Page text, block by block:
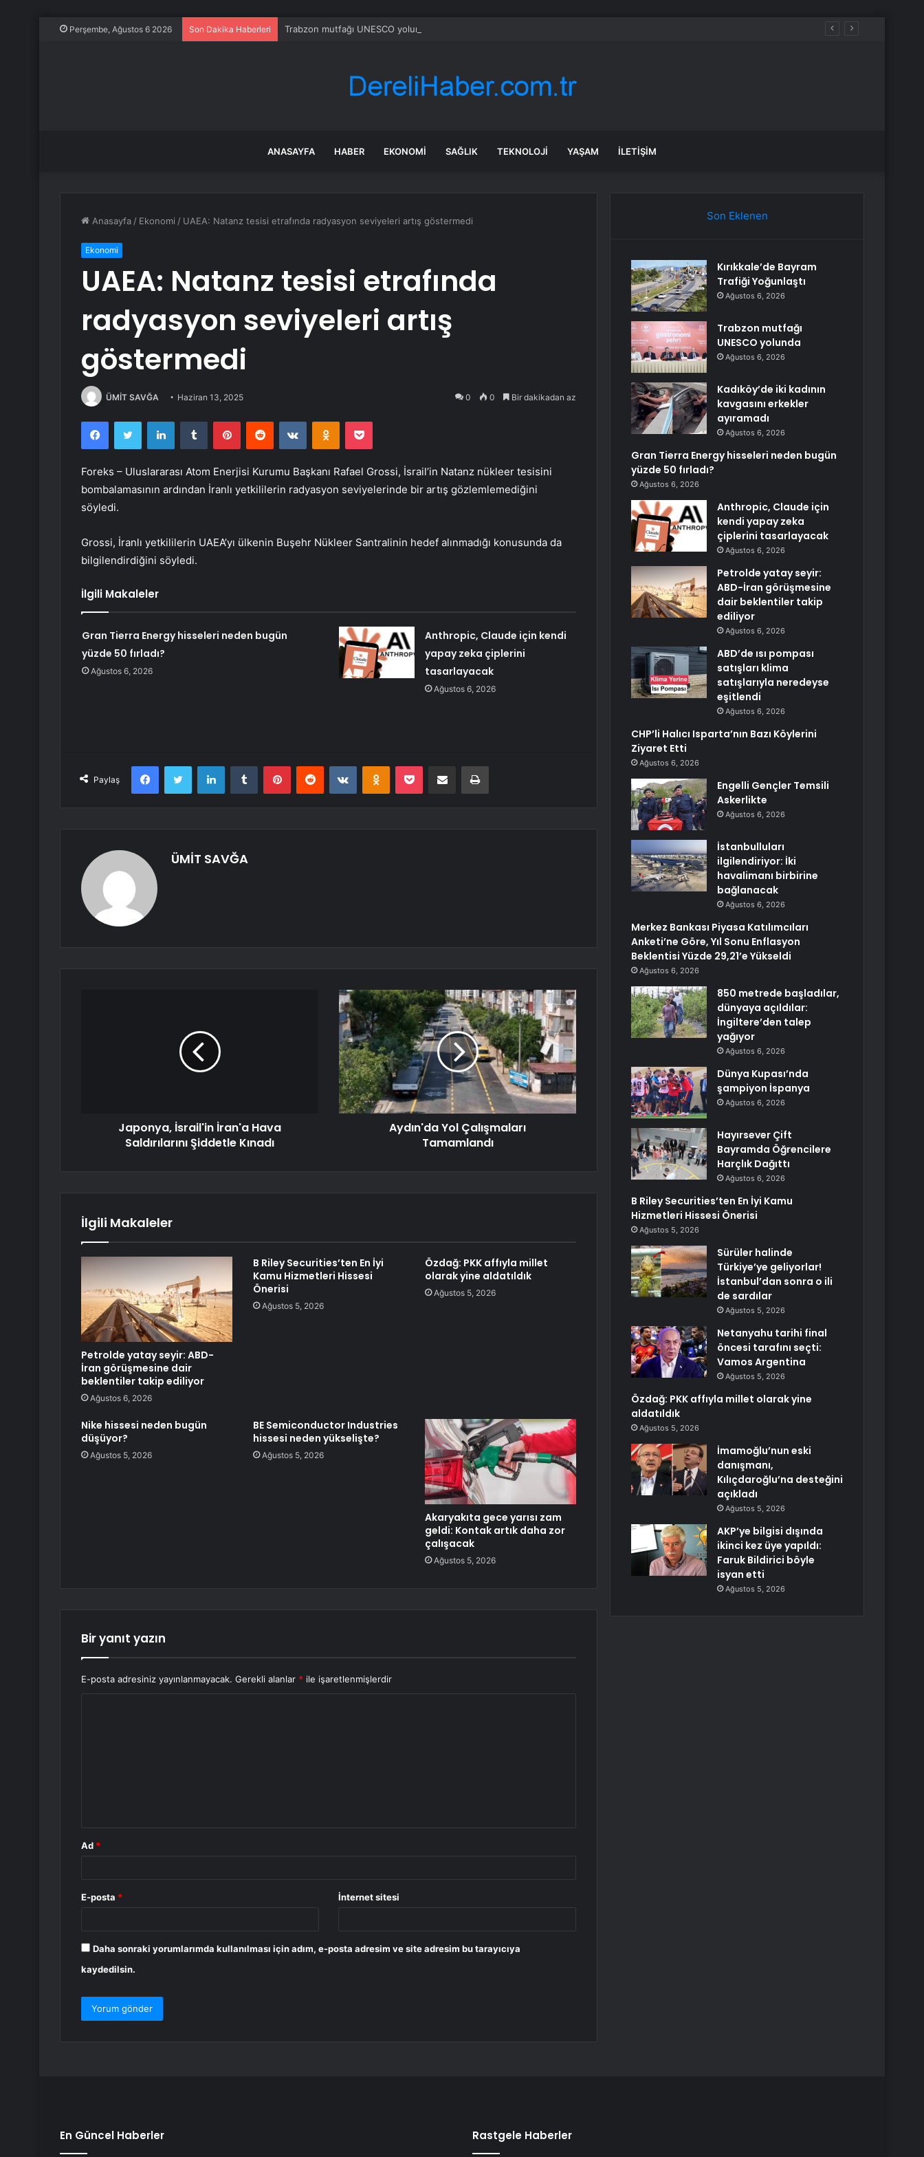
Perşembe, Ağustos 6 2026 Son Dakika Haberleri Trabzon mutfağı UNESCO yolunda
ANASAYFA HABER EKONOMI SAĞLIK TEKNOLOJI YAŞAM İLETIŞIM
Anasayfa / Ekonomi / UAEA: Natanz tesisi etrafında radyasyon seviyeleri artış göstermedi
Ekonomi
UAEA: Natanz tesisi etrafında
radyasyon seviyeleri artış
göstermedi
ÜMİT SAVĞA Haziran 13, 2025 0 0 Bir dakikadan az
FacebookTwitter LinkedInTumblr PinterestReddit VKontakteOdnoklassniki
Pocket
Foreks – Uluslararası Atom Enerjisi Kurumu Başkanı Rafael Grossi, İsrail’in Natanz nükleer tesisini
bombalamasının ardından İranlı yetkililerin radyasyon seviyelerinde bir artış gözlemlemediğini
söyledi.
Grossi, İranlı yetkililerin UAEA’yı ülkenin Buşehr Nükleer Santralinin hedef alınmadığı konusunda da
bilgilendirdiğini söyledi.
İlgili Makaleler
Gran Tierra Energy hisseleri neden bugün
yüzde 50 fırladı?
Ağustos 6, 2026
Anthropic, Claude için kendi
yapay zeka çiplerini
tasarlayacak
Ağustos 6, 2026
Paylaş
FacebookTwitter LinkedInTumblr PinterestReddit VKontakteOdnoklassniki
Pocket E-Posta ile paylaş Yazdır
ÜMİT SAVĞA
Japonya, İsrail'in İran'a Hava
Saldırılarını Şiddetle Kınadı
Aydın'da Yol Çalışmaları
Tamamlandı
İlgili Makaleler
Petrolde yatay seyir: ABD-
İran görüşmesine dair
beklentiler takip ediliyor
Ağustos 6, 2026
B Riley Securities’ten En İyi
Kamu Hizmetleri Hissesi
Önerisi
Ağustos 5, 2026
Özdağ: PKK affıyla millet
olarak yine aldatıldık
Ağustos 5, 2026
Nike hissesi neden bugün
düşüyor?
Ağustos 5, 2026
BE Semiconductor Industries
hissesi neden yükselişte?
Ağustos 5, 2026
Akaryakıta gece yarısı zam
geldi: Kontak artık daha zor
çalışacak
Ağustos 5, 2026
Bir yanıt yazın
E-posta adresiniz yayınlanmayacak. Gerekli alanlar * ile işaretlenmişlerdir
Ad *
E-posta * İnternet sitesi
Daha sonraki yorumlarımda kullanılması için adım, e-posta adresim ve site adresim bu tarayıcıya
kaydedilsin.
Son Eklenen
Kırıkkale’de Bayram
Trafiği Yoğunlaştı
Ağustos 6, 2026
Trabzon mutfağı
UNESCO yolunda
Ağustos 6, 2026
Kadıköy’de iki kadının
kavgasını erkekler
ayıramadı
Ağustos 6, 2026
Gran Tierra Energy hisseleri neden bugün
yüzde 50 fırladı?
Ağustos 6, 2026
Anthropic, Claude için
kendi yapay zeka
çiplerini tasarlayacak
Ağustos 6, 2026
Petrolde yatay seyir:
ABD-İran görüşmesine
dair beklentiler takip
ediliyor
Ağustos 6, 2026
ABD’de ısı pompası
satışları klima
satışlarıyla neredeyse
eşitlendi
Ağustos 6, 2026
CHP’li Halıcı Isparta’nın Bazı Köylerini
Ziyaret Etti
Ağustos 6, 2026
Engelli Gençler Temsili
Askerlikte
Ağustos 6, 2026
İstanbulluları
ilgilendiriyor: İki
havalimanı birbirine
bağlanacak
Ağustos 6, 2026
Merkez Bankası Piyasa Katılımcıları
Anketi’ne Göre, Yıl Sonu Enflasyon
Beklentisi Yüzde 29,21’e Yükseldi
Ağustos 6, 2026
850 metrede başladılar,
dünyaya açıldılar:
İngiltere’den talep
yağıyor
Ağustos 6, 2026
Dünya Kupası’nda
şampiyon İspanya
Ağustos 6, 2026
Hayırsever Çift
Bayramda Öğrencilere
Harçlık Dağıttı
Ağustos 6, 2026
B Riley Securities’ten En İyi Kamu
Hizmetleri Hissesi Önerisi
Ağustos 5, 2026
Sürüler halinde
Türkiye’ye geliyorlar!
İstanbul’dan sonra o ili
de sardılar
Ağustos 5, 2026
Netanyahu tarihi final
öncesi tarafını seçti:
Vamos Argentina
Ağustos 5, 2026
Özdağ: PKK affıyla millet olarak yine
aldatıldık
Ağustos 5, 2026
İmamoğlu’nun eski
danışmanı,
Kılıçdaroğlu’na desteğini
açıkladı
Ağustos 5, 2026
AKP’ye bilgisi dışında
ikinci kez üye yapıldı:
Faruk Bildirici böyle
isyan etti
Ağustos 5, 2026
En Güncel Haberler Rastgele Haberler